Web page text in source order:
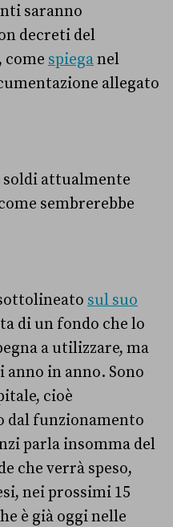
saranno
decreti del
come spieganel
allegato
attualmente
sembrerebbe
sul suo
di un fondo che lo
a utilizzare, ma
anno in anno. Sono
cioè
dal funzionamento
parla insomma del
che verrà speso,
nei prossimi 15
è già oggi nelle